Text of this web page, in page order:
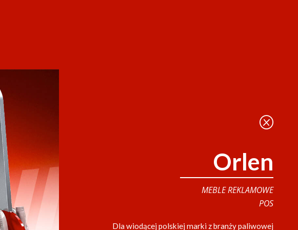
Q
Orlen
MEBLE REKLAMOWE
POS
Dla wiodącej polskiej marki z branży paliwowej